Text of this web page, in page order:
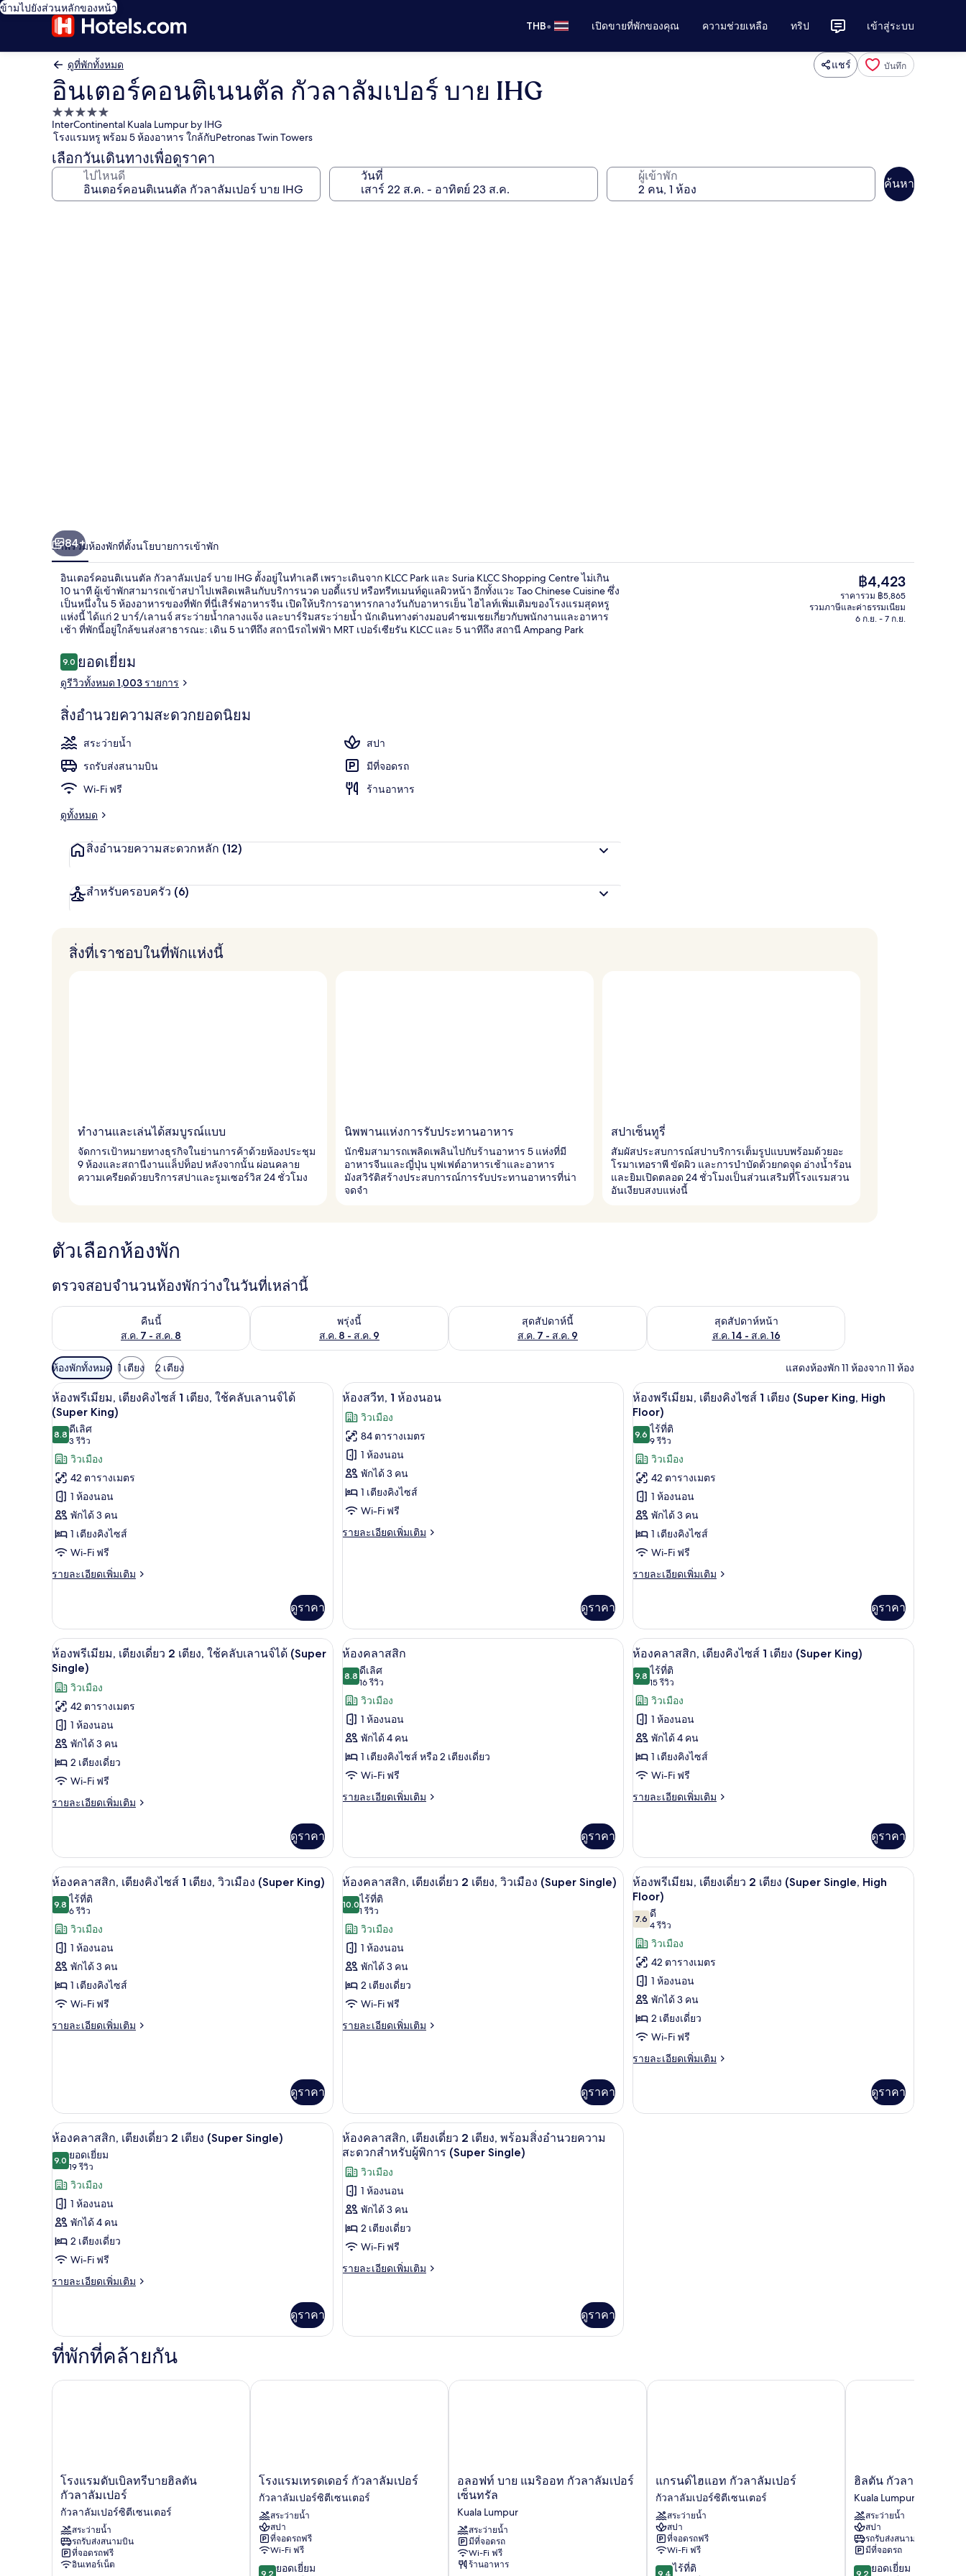
ข้ามไปยังส่วนหลักของหน้า
THB• เปิดขายที่พักของคุณ ความช่วยเหลือ ทริป เข้าสู่ระบบ
ดูที่พักทั้งหมด แชร์ บันทึก
อินเตอร์คอนติเนนตัล กัวลาลัมเปอร์ บาย IHG
ที่พัก
5.0
ดาว
InterContinental Kuala Lumpur by IHG
โรงแรมหรู พร้อม 5 ห้องอาหาร ใกล้กับPetronas Twin Towers
เลือกวันเดินทางเพื่อดูราคา
ไปไหนดี วันที่ ผู้เข้าพัก
ค้นหา
วิวจากห้องพัก สระว่ายน้ำกลางแจ้ง เปิด 7:00 น. ถึง
84+
ภาพรวมห้องพักที่ตั้งนโยบายการเข้าพัก
อินเตอร์คอนติเนนตัล กัวลาลัมเปอร์ บาย IHG ตั้งอยู่ในทำเลดี เพราะเดินจาก KLCC Park และ Suria KLCC Shopping Centre ไม่เกิน
10 นาที ผู้เข้าพักสามารถเข้าสปาไปเพลิดเพลินกับบริการนวด บอดี้แรป หรือทรีทเมนท์ดูแลผิวหน้า อีกทั้งแวะ Tao Chinese Cuisine ซึ่ง
เป็นหนึ่งใน 5 ห้องอาหารของที่พัก ที่นี่เสิร์ฟอาหารจีน เปิดให้บริการอาหารกลางวันกับอาหารเย็น ไฮไลท์เพิ่มเติมของโรงแรมสุดหรู
แห่งนี้ ได้แก่ 2 บาร์/เลานจ์ สระว่ายน้ำกลางแจ้ง และบาร์ริมสระว่ายน้ำ นักเดินทางต่างมอบคำชมเชยเกี่ยวกับพนักงานและอาหาร
เช้า ที่พักนี้อยู่ใกล้ขนส่งสาธารณะ: เดิน 5 นาทีถึง สถานีรถไฟฟ้า MRT เปอร์เซียรัน KLCC และ 5 นาทีถึง สถานี Ampang Park
รีวิว
9.09.0 จาก 10
ยอดเยี่ยม
ดูรีวิวทั้งหมด 1,003 รายการ
สิ่งอำนวยความสะดวกยอดนิยม
สระว่ายน้ำ
สปา
รถรับส่งสนามบิน
มีที่จอดรถ
Wi-Fi ฟรี
ร้านอาหาร
ดูทั้งหมด
สิ่งอำนวยความสะดวกหลัก (12)
สำหรับครอบครัว (6)
ราคา
ปัจจุบัน
฿4,423
฿4,423
ราคารวม ฿5,865
รวมภาษีและค่าธรรมเนียม
6 ก.ย. - 7 ก.ย.
สิ่งที่เราชอบในที่พักแห่งนี้
ทำงานและเล่นได้สมบูรณ์แบบ
จัดการเป้าหมายทางธุรกิจในย่านการค้าด้วยห้องประชุม
9 ห้องและสถานีงานแล็ปท็อป หลังจากนั้น ผ่อนคลาย
ความเครียดด้วยบริการสปาและรูมเซอร์วิส 24 ชั่วโมง
นิพพานแห่งการรับประทานอาหาร
นักชิมสามารถเพลิดเพลินไปกับร้านอาหาร 5 แห่งที่มี
อาหารจีนและญี่ปุ่น บุฟเฟต์อาหารเช้าและอาหาร
มังสวิรัติสร้างประสบการณ์การรับประทานอาหารที่น่า
จดจำ
สปาเซ็นทูรี่
สัมผัสประสบการณ์สปาบริการเต็มรูปแบบพร้อมด้วยอะ
โรมาเทอราพี ขัดผิว และการบำบัดด้วยกดจุด อ่างน้ำร้อน
และยิมเปิดตลอด 24 ชั่วโมงเป็นส่วนเสริมที่โรงแรมสวน
อันเงียบสงบแห่งนี้
ตัวเลือกห้องพัก
ตรวจสอบจำนวนห้องพักว่างในวันที่เหล่านี้
คืนนี้
ส.ค. 7 - ส.ค. 8
ตรวจสอบจำนวนห้องพักว่างในคืนนี้ ส.ค. 7 - ส.ค. 8
พรุ่งนี้
ส.ค. 8 - ส.ค. 9
ตรวจสอบจำนวนห้องพักว่างในพรุ่งนี้ ส.ค. 8 - ส.ค. 9
สุดสัปดาห์นี้
ส.ค. 7 - ส.ค. 9
ตรวจสอบจำนวนห้องพักว่างในสุดสัปดาห์นี้ ส.ค. 7 - ส.ค. 9สุดสัปดาห์หน้า
ส.ค. 14 - ส.ค. 16
ตรวจสอบจำนวนห้องพักว่างในสุดสัปดาห์หน้า ส.ค. 14 - ส.ค. 16
ตัว
กรอง
ที่
มี
ให้
สำหรับ
ห้อง
พัก
ห้องพักทั้งหมด 1 เตียง 2 เตียง แสดงห้องพัก 11 ห้องจาก 11 ห้อง
เปิด
ภาพถ่าย
ทั้งหมด
ของ
ห้อง
พรีเมียม,
เตียง
คิง
ไซส์
1
ใช้
คลับ
เลา
นจ์
ได้
(Super
King)
วิวจากห้องพัก
2
ห้องพรีเมียม, เตียงคิงไซส์ 1 เตียง, ใช้คลับเลานจ์ได้
(Super King)
8.88.8 จาก 10
ดีเลิศ
3 รีวิว
(3
รีวิว)
วิวเมือง
42 ตารางเมตร
1 ห้องนอน
พักได้ 3 คน
1 เตียงคิงไซส์
Wi-Fi ฟรี
รายละเอียดเพิ่มเติม
ราย
เกี่ยว
กับ
ห้อง
พรีเมียม,
เตียง
คิง
ไซส์
เตียง,
ใช้
เลา
นจ์
(Super
ดูราคา
เปิด
ภาพถ่าย
ทั้งหมด
ของ
ห้อง
สวีท,
1
ห้อง
ห้องสวีท, 1 ห้องนอน | ผ้าปูที่นอนฝ้ายอียิปต์, เครื่องนอนระดับพรีเมียม, ผ้านวมขนเป็ด
9
ห้องสวีท, 1 ห้องนอน
วิวเมือง
84 ตารางเมตร
1 ห้องนอน
พักได้ 3 คน
1 เตียงคิงไซส์
Wi-Fi ฟรี
รายละเอียดเพิ่มเติม
ราย
สวี
1
ห้อง
นอน
ดูราคา
เปิด
ภาพถ่าย
ทั้งหมด
ของ
ห้อง
พรีเมียม,
เตียง
คิง
ไซส์
1
King,
High
Floor)
ห้องพรีเมียม, เตียงคิงไซส์ 1 เตียง (Super
4
ห้องพรีเมียม, เตียงคิงไซส์ 1 เตียง (Super King, High
Floor)
9.69.6 จาก 10
ไร้ที่ติ
9 รีวิว
(9
รีวิว)
วิวเมือง
42 ตารางเมตร
1 ห้องนอน
พักได้ 3 คน
1 เตียงคิงไซส์
Wi-Fi ฟรี
รายละเอียดเพิ่มเติม
ราย
เกี่ยว
กับ
ห้อง
พรีเมียม,
เตียง
ไซส์
เตียง
(Super
King,
Floor)
ดูราคา
เปิด
ภาพถ่าย
ทั้งหมด
ของ
ห้อง
พรีเมียม,
เตียง
2
ใช้
คลับ
เลา
นจ์
ได้
(Super
Single)
ห้องพรีเมียม, เตียงเดี่ยว 2 เตียง, ใช้คลับเลานจ์ได้ (Super Single) | ผ้าปูที่นอนฝ้ายอียิปต์, เครื่องนอนระดับพรีเมียม, ผ้านวมขนเป็ด
5
ห้องพรีเมียม, เตียงเดี่ยว 2 เตียง, ใช้คลับเลานจ์ได้ (Super
Single)
วิวเมือง
42 ตารางเมตร
1 ห้องนอน
พักได้ 3 คน
2 เตียงเดี่ยว
Wi-Fi ฟรี
รายละเอียดเพิ่มเติม
ราย
เกี่ยว
กับ
ห้อง
พรีเมียม,
เตียง
เดี่ยว
2
เตียง,
ใช้
คลับ
เลา
ได้
(Super
Single)
ดูราคา
เปิด
ภาพถ่าย
ทั้งหมด
ของ
ห้อง
คลาส
สิก
ผ้าปูที่นอนฝ้ายอียิปต์, เครื่องนอนระดับพรีเมียม, ผ้านวมขนเป็ด
10
ห้องคลาสสิก
8.88.8 จาก 10
ดีเลิศ
16 รีวิว
(16
รีวิว)
วิวเมือง
1 ห้องนอน
พักได้ 4 คน
1 เตียงคิงไซส์ หรือ 2 เตียงเดี่ยว
Wi-Fi ฟรี
รายละเอียดเพิ่มเติม
ราย
เกี่ยว
กับ
ห้อง
คลาส
สิก
ดูราคา
เปิด
ภาพถ่าย
ทั้งหมด
ของ
ห้อง
คลาส
สิก,
เตียง
1
เตียง
(Super
King)
ผ้าปูที่นอนฝ้ายอียิปต์, เครื่องนอนระดับพรีเมียม
6
ห้องคลาสสิก, เตียงคิงไซส์ 1 เตียง (Super King)
9.89.8 จาก 10
ไร้ที่ติ
15 รีวิว
(15
รีวิว)
วิวเมือง
1 ห้องนอน
พักได้ 4 คน
1 เตียงคิงไซส์
Wi-Fi ฟรี
รายละเอียดเพิ่มเติม
ราย
เกี่ยว
กับ
ห้อง
คลาส
สิก,
เตียง
คิง
ไซส์
เตียง
(Super
King)
ดูราคา
เปิด
ภาพถ่าย
ทั้งหมด
ของ
ห้อง
คลาส
สิก,
เตียง
เตียง,
วิว
เมือง
(Super
King)
ห้องคลาสสิก, เตียงคิงไซส์ 1 เตียง, วิวเมือง (Super King) | ผ้าปูที่นอนฝ้ายอียิปต์, เครื่องนอนระดับพรีเมียม, ผ้านวมขนเป็ด
9
ห้องคลาสสิก, เตียงคิงไซส์ 1 เตียง, วิวเมือง (Super King)
9.89.8 จาก 10
ไร้ที่ติ
6 รีวิว
(6
รีวิว)
วิวเมือง
1 ห้องนอน
พักได้ 3 คน
1 เตียงคิงไซส์
Wi-Fi ฟรี
รายละเอียดเพิ่มเติม
ราย
ห้อง
คลาส
สิก,
เตียง
คิง
ไซส์
เตียง,
วิว
เมือง
King)
ดูราคา
เปิด
ภาพถ่าย
ทั้งหมด
ของ
ห้อง
คลาส
สิก,
เตียง
วิว
เมือง
(Super
Single)
ผ้าปูที่นอนฝ้ายอียิปต์, เครื่องนอนระดับพรีเมียม, ผ้านวมขนเป็ด
5
ห้องคลาสสิก, เตียงเดี่ยว 2 เตียง, วิวเมือง (Super Single)
10.010.0 จาก 10
ไร้ที่ติ
1 รีวิว
(1
รีวิว)
วิวเมือง
1 ห้องนอน
พักได้ 3 คน
2 เตียงเดี่ยว
Wi-Fi ฟรี
รายละเอียดเพิ่มเติม
ราย
ห้อง
คลาส
สิก,
เตียง
เดี่ยว
2
เตียง,
วิว
เมือง
Single)
ดูราคา
เปิด
ภาพถ่าย
ทั้งหมด
ของ
ห้อง
พรีเมียม,
เตียง
เดี่ยว
2
เตียง
High
ห้องพรีเมียม, เตียงเดี่ยว 2 เตียง (Super
4
ห้องพรีเมียม, เตียงเดี่ยว 2 เตียง (Super Single, High
Floor)
7.67.6 จาก 10
ดี
4 รีวิว
(4
รีวิว)
วิวเมือง
42 ตารางเมตร
1 ห้องนอน
พักได้ 3 คน
2 เตียงเดี่ยว
Wi-Fi ฟรี
รายละเอียดเพิ่มเติม
ราย
เกี่ยว
ดูราคา
เปิด
ภาพถ่าย
ทั้งหมด
ของ
ห้อง
คลาส
สิก,
เตียง
เตียง
(Super
ผ้าปูที่นอนฝ้ายอียิปต์, เครื่องนอนระดับพรีเมียม, ผ้านวมขนเป็ด
7
ห้องคลาสสิก, เตียงเดี่ยว 2 เตียง (Super Single)
9.09.0 จาก 10
ยอดเยี่ยม
19 รีวิว
(19
รีวิว)
วิวเมือง
1 ห้องนอน
พักได้ 4 คน
2 เตียงเดี่ยว
Wi-Fi ฟรี
รายละเอียดเพิ่มเติม
ราย
เกี่ยว
กับ
ห้อง
สิก,
ดูราคา
เปิด
ภาพถ่าย
ทั้งหมด
ของ
ห้อง
คลาส
เตียง
เตียง,
สิ่ง
ผู้
พิการ
ผ้าปูที่นอนฝ้ายอียิปต์, เครื่องนอนระดับพรีเมียม, ผ้านวมขนเป็ด
7
ห้องคลาสสิก, เตียงเดี่ยว 2 เตียง, พร้อมสิ่งอำนวยความ
สะดวกสำหรับผู้พิการ (Super Single)
วิวเมือง
1 ห้องนอน
พักได้ 3 คน
2 เตียงเดี่ยว
Wi-Fi ฟรี
รายละเอียดเพิ่มเติม
ราย
กับ
เตียง
ความ
สะดวก
สำหรับ
ดูราคา
ที่พักที่คล้ายกัน
โรงแรม
ดับเบิล
ทรี
บาย
ฮิล
ตัน
กัวลาลัมเปอร์
กัวลาลัมเปอร์
โรงแรมดับเบิลทรีบายฮิลตัน
กัวลาลัมเปอร์
กัวลาลัมเปอร์ซิตีเซนเตอร์
สระว่ายน้ำ
รถรับส่งสนามบิน
ที่จอดรถฟรี
อินเทอร์เน็ต
โรงแรมดับเบิลทรีบายฮิลตัน กัวลาลัมเปอร์
โรงแรม
เทรดเดอร์
กัวลาลัมเปอร์
กัวลาลัมเปอร์
ซิ
ตี
เซนเตอร์
โรงแรมเทรดเดอร์ กัวลาลัมเปอร์
กัวลาลัมเปอร์ซิตีเซนเตอร์
สระว่ายน้ำ
สปา
ที่จอดรถฟรี
Wi-Fi ฟรี
9.2
9.2 ยอดเยี่ยม
โรงแรมเทรดเดอร์ กัวลาลัมเปอร์
อลอฟท์
บาย
ออท
กัวลาลัมเปอร์
เซ็นทรัล
Kuala
Lumpur
อลอฟท์ บาย แมริออท กัวลาลัมเปอร์
เซ็นทรัล
Kuala Lumpur
สระว่ายน้ำ
มีที่จอดรถ
Wi-Fi ฟรี
ร้านอาหาร
อลอฟท์ บาย แมริออท กัวลาลัมเปอร์ เซ็นทรัล
แก
รนด์ไฮ
แอท
กัวลาลัมเปอร์
กัวลาลัมเปอร์
ซิ
ตี
เซนเตอร์
แกรนด์ไฮแอท กัวลาลัมเปอร์
กัวลาลัมเปอร์ซิตีเซนเตอร์
สระว่ายน้ำ
สปา
ที่จอดรถฟรี
Wi-Fi ฟรี
9.4
9.4 ไร้ที่ติ
แกรนด์ไฮแอท กัวลาลัมเปอร์
ฮิล
ตัน
กัวลาลัมเปอร์
Kuala
Lumpur
ฮิลตัน กัวลาลัมเปอร์
Kuala Lumpur
สระว่ายน้ำ
สปา
รถรับส่งสนามบิน
มีที่จอดรถ
9.2
9.2 ยอดเยี่ยม
ฮิลตัน กัวลาลัมเปอร์